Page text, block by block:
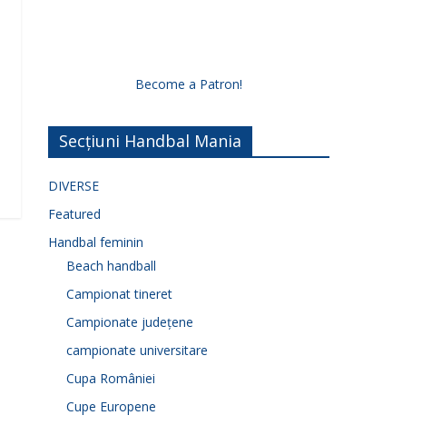
Become a Patron!
Secțiuni Handbal Mania
DIVERSE
Featured
Handbal feminin
Beach handball
Campionat tineret
Campionate județene
campionate universitare
Cupa României
Cupe Europene